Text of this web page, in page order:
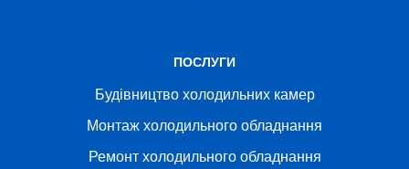
ПОСЛУГИ
Будівництво холодильних камер
Монтаж холодильного обладнання
Ремонт холодильного обладнання